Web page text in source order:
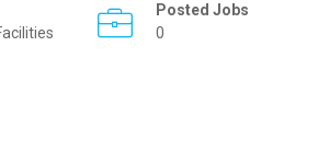
Posted Jobs
0